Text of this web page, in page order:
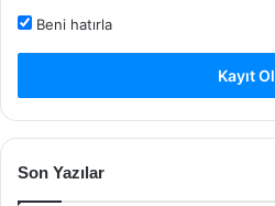
Beni hatırla
Kayıt Ol
Son Yazılar